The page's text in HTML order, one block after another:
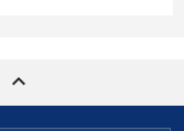
keyboard_arrow_up